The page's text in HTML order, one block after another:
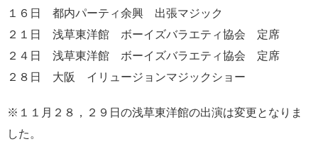
１６日 都内パーティ余興 出張マジック
２１日 浅草東洋館 ボーイズバラエティ協会 定席
２４日 浅草東洋館 ボーイズバラエティ協会 定席
２８日 大阪 イリュージョンマジックショー
※１１月２８，２９日の浅草東洋館の出演は変更となりま
した。